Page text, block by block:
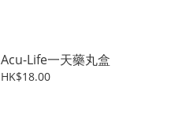
Acu-Life一天藥丸盒
HK$18.00